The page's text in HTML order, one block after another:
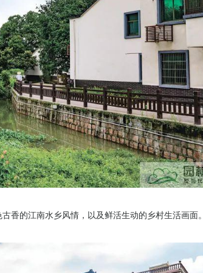
香的江南水乡风情，以及鲜活生动的乡村生活画面。